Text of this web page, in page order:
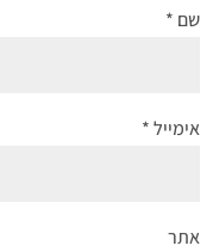
שם *
אימייל*
אתר